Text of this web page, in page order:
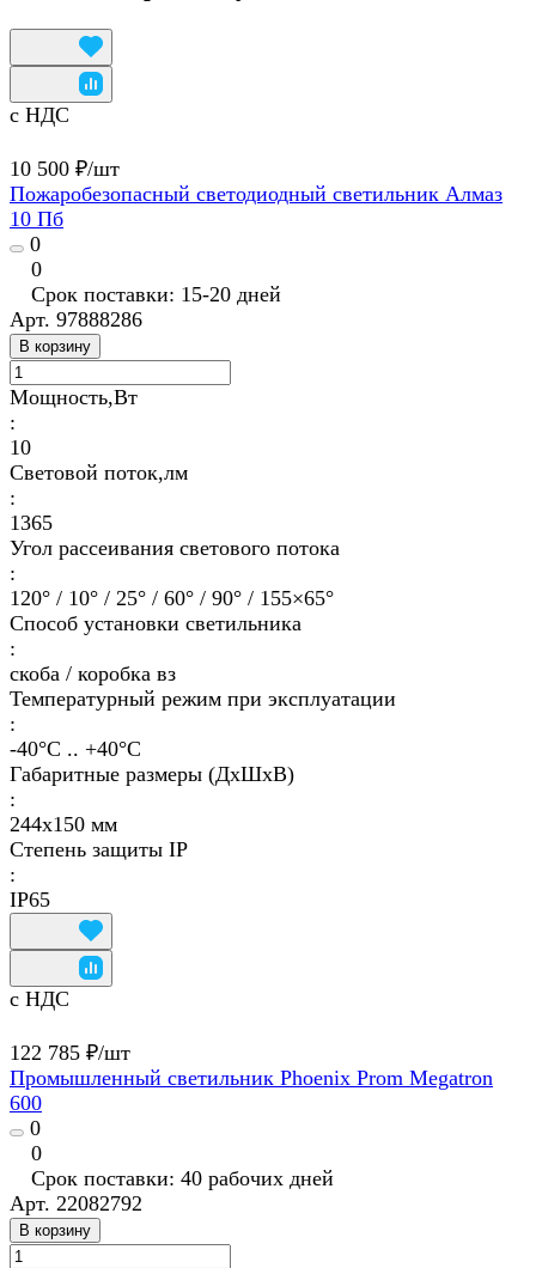
с НДС
10 500 ₽/шт
Пожаробезопасный светодиодный светильник Алмаз
10 Пб
0
0
Срок поставки: 15-20 дней
Арт. 97888286
В корзину
Мощность,Вт
:
10
Световой поток,лм
:
1365
Угол рассеивания светового потока
:
120° / 10° / 25° / 60° / 90° / 155×65°
Способ установки светильника
:
скоба / коробка вз
Температурный режим при эксплуатации
:
-40°С .. +40°C
Габаритные размеры (ДхШхВ)
:
244х150 мм
Степень защиты IP
:
IP65
с НДС
122 785 ₽/шт
Промышленный светильник Phoenix Prom Megatron
600
0
0
Срок поставки: 40 рабочих дней
Арт. 22082792
В корзину